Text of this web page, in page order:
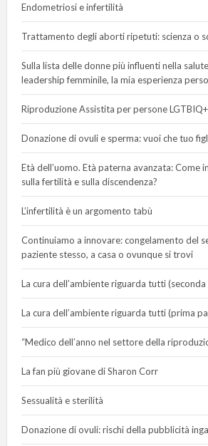
Endometriosi e infertilità
Trattamento degli aborti ripetuti: scienza o
Sulla lista delle donne più influenti nella
leadership femminile, la mia esperienza
Riproduzione Assistita per persone LGTBIQ+
Donazione di ovuli e sperma: vuoi che tuo
Età dell’uomo. Età paterna avanzata: Come
sulla fertilità e sulla discendenza?
L’infertilità è un argomento tabù
Continuiamo a innovare: congelamento del
paziente stesso, a casa o ovunque si trovi
La cura dell’ambiente riguarda tutti
La cura dell’ambiente riguarda tutti (prima
“Medico dell’anno nel settore della
La fan più giovane di Sharon Corr
Sessualità e sterilità
Donazione di ovuli: rischi della pubblicità